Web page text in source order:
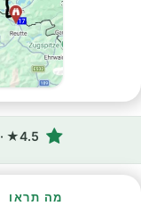
4.5★ · +400 ביקורות Google
מה תראו